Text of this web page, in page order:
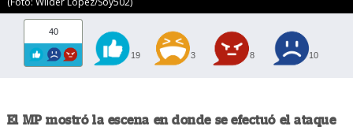
40
19 3 8 10
El MP mostró la escena en donde se efectuó el ataque